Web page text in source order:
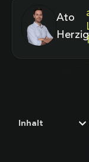
Ato
Herzig
Inhalt